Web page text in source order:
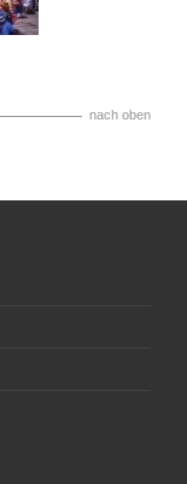
nach oben